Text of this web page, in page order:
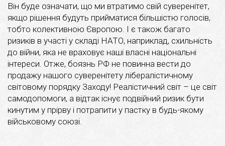
Він буде означати, що ми втратимо свій суверенітет,
якщо рішення будуть прийматися більшістю голосів,
тобто колективною Європою. І є також багато
ризиків в участі у складі НАТО, наприклад, схильність
до війни, яка не враховує наші власні національні
інтереси. Отже, боязнь РФ не повинна вести до
продажу нашого суверенітету лібералістичному
світовому порядку Заходу! Реалістичний світ – це світ
самодопомоги, а відтак існує подвійний ризик бути
кинутим у прірву і потрапити у пастку в будь-якому
військовому союзі.